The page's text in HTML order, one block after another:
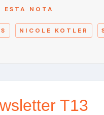
ESTA NOTA
NICOLE KOTLER
T13